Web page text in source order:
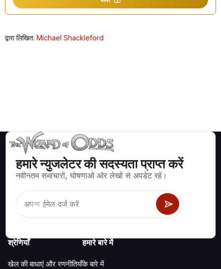
द्वारा लिखित: Michael Shackleford
हमारे न्युजलेटर की सदस्यता प्राप्त करें
नवीनतम समाचारों, घोषणाओं और लेखों से अपडेट रहें।
ब्लैकजैक, क्रेप्स, रूलेट और अन्य सैकड़ों कैसीनो खेलों के लिए गणितीय रूप से सही
श्रेणियाँ
खेल की बाधाएं और रणनीतियाँ
हमारे बारे में
के बारे में